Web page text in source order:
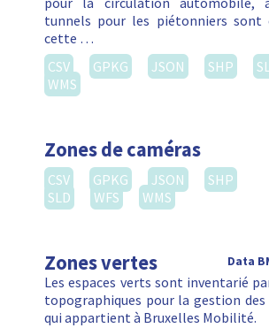
tunnels pour les piétonniers sont
cette …
CSV
GPKG JSON SHP
WMS
Zones de caméras
CSV GPKG JSON
SHP
SLD
WFS WMS
Zones vertes Data
Les espaces verts sont inventarié
topographiques pour la gestion des
qui appartient à Bruxelles Mobilité.